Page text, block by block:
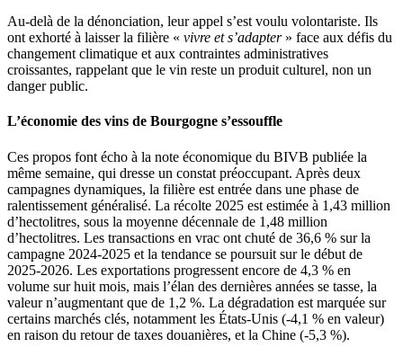
Au-delà de la dénonciation, leur appel s’est voulu volontariste. Ils
ont exhorté à laisser la filière « vivre et s’adapter » face aux défis du
changement climatique et aux contraintes administratives
croissantes, rappelant que le vin reste un produit culturel, non un
danger public.
L’économie des vins de Bourgogne s’essouffle
Ces propos font écho à la note économique du BIVB publiée la
même semaine, qui dresse un constat préoccupant. Après deux
campagnes dynamiques, la filière est entrée dans une phase de
ralentissement généralisé. La récolte 2025 est estimée à 1,43 million
d’hectolitres, sous la moyenne décennale de 1,48 million
d’hectolitres. Les transactions en vrac ont chuté de 36,6 % sur la
campagne 2024-2025 et la tendance se poursuit sur le début de
2025-2026. Les exportations progressent encore de 4,3 % en
volume sur huit mois, mais l’élan des dernières années se tasse, la
valeur n’augmentant que de 1,2 %. La dégradation est marquée sur
certains marchés clés, notamment les États-Unis (-4,1 % en valeur)
en raison du retour de taxes douanières, et la Chine (-5,3 %).